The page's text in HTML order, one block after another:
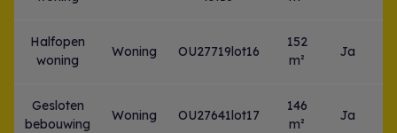
Halfopen
woning
Woning OU27719lot16
152
m²
Ja
Gesloten
bebouwing
Woning OU27641lot17
146
m²
Ja